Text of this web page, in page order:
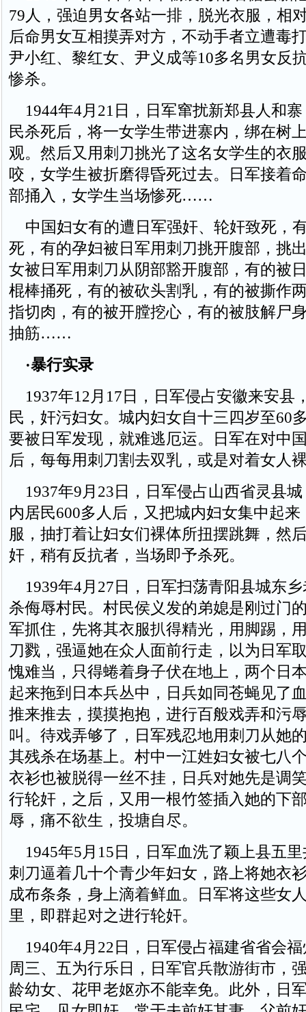
79人，强迫男女各站一排，脱光衣服，相
后命男女互相摸弄对方，不动手者立遭毒
尹小红、黎红女、尹义成等10多名男女反
惨杀。
1944年4月21日，日军窜扰新郑县人和寨
民杀死后，将一女学生带进寨内，绑在树
观。然后又用刺刀挑光了这名女学生的衣
咬，女学生被折磨得昏死过去。日军接着
部捅入，女学生当场惨死……
中国妇女有的遭日军强奸、轮奸致死，
死，有的孕妇被日军用刺刀挑开腹部，挑
女被日军用刺刀从阴部豁开腹部，有的被
棍棒捅死，有的被砍头割乳，有的被撕作
指切肉，有的被开膛挖心，有的被肢解尸
抽筋……
·暴行实录
1937年12月17日，日军侵占安徽来安县
民，奸污妇女。城内妇女自十三四岁至60
要被日军发现，就难逃厄运。日军在对中
后，每每用刺刀割去双乳，或是对着女人
1937年9月23日，日军侵占山西省灵县
内居民600多人后，又把城内妇女集中起
服，抽打着让妇女们裸体所扭摆跳舞，然
奸，稍有反抗者，当场即予杀死。
1939年4月27日，日军扫荡青阳县城东
杀侮辱村民。村民侯义发的弟媳是刚过门
军抓住，先将其衣服扒得精光，用脚踢，
刀戮，强逼她在众人面前行走，以为日军
愧难当，只得蜷着身子伏在地上，两个日
起来拖到日本兵丛中，日兵如同苍蝇见了
推来推去，摸摸抱抱，进行百般戏弄和污
叫。待戏弄够了，日军残忍地用刺刀从她
其残杀在场基上。村中一江姓妇女被七八
衣衫也被脱得一丝不挂，日兵对她先是调
行轮奸，之后，又用一根竹签插入她的下
辱，痛不欲生，投塘自尽。
1945年5月15日，日军血洗了颖上县五
刺刀逼着几十个青少年妇女，路上将她衣
成布条条，身上滴着鲜血。日军将这些女
里，即群起对之进行轮奸。
1940年4月22日，日军侵占福建省省会
周三、五为行乐日，日军官兵散游街市，
龄幼女、花甲老妪亦不能幸免。此外，日